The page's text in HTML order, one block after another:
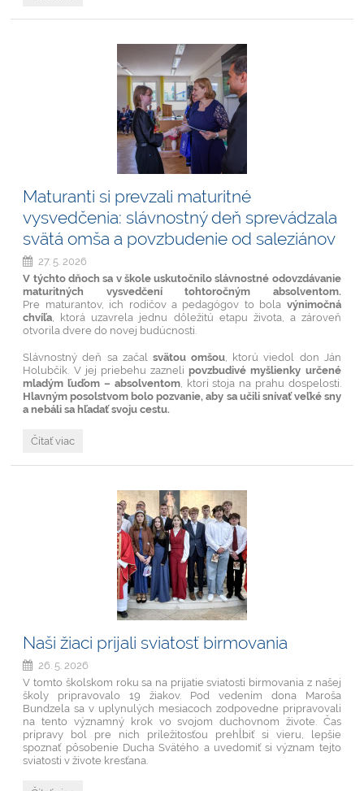
–
Maturanti si prevzali maturitné
vysvedčenia: slávnostný deň sprevádzala
svätá omša a povzbudenie od saleziánov
27. 5. 2026
V týchto dňoch sa v škole uskutočnilo slávnostné odovzdávanie
maturitných vysvedčení tohtoročným absolventom.
Pre maturantov, ich rodičov a pedagógov to bola výnimočná
chvíľa , ktorá uzavrela jednu dôležitú etapu života, a zároveň
otvorila dvere do novej budúcnosti.
Slávnostný deň sa začal svätou omšou , ktorú viedol don
Ján
Holubčík . V jej priebehu zaznelipovzbudivé myšlienky určené
mladým ľuďom – absolventom, ktorí stoja na prahu dospelosti.
Hlavným posolstvom bolo pozvanie, aby sa učili snívať veľké sny
a nebáli sa hľadať svoju cestu.
Maturanti
prevzali
Čítať viac
Naši žiaci prijali sviatosť birmovania
26. 5. 2026
V tomto školskom roku sa na prijatie sviatosti birmovania z našej
školy pripravovalo 19 žiakov. Pod vedením dona Maroša
Bundzela sa v uplynulých mesiacoch zodpovedne pripravovali
na tento významný krok vo svojom duchovnom živote. Čas
prípravy bol pre nich príležitosťou prehĺbiť si vieru, lepšie
spoznať pôsobenie Ducha Svätého a uvedomiť si význam tejto
sviatosti v živote kresťana.